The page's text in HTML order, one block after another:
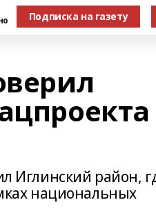
Подписка на газету
Иглинский район,
национальных